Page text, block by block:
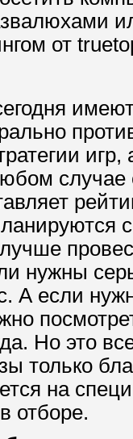
от
нужны
А если
Но это
только
на
отборе.